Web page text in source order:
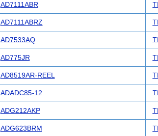
AD7111ABR
AD7111ABRZ
AD7533AQ
AD775JR
AD8519AR-REEL
ADADC85-12
ADG212AKP
ADG623BRM